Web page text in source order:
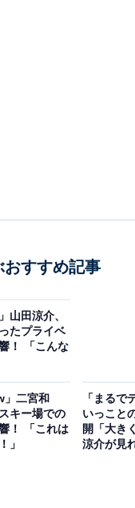
すすめ記事
山田涼介、
たプライベ
！ 「こんな
」二宮和
キー場での
！ 「これは
」
「まるで
いっこと
開「大き
涼介が見